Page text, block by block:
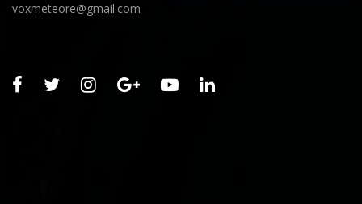
voxmeteore@gmail.com